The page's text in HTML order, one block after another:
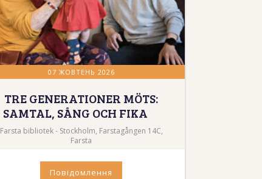
07 ЖОВТЕНЬ 2026
TRE GENERATIONER MÖTS:
SAMTAL, SÅNG OCH FIKA
Farsta bibliotek - Stockholm, Farstagången 14C,
Farsta
Повідомлення